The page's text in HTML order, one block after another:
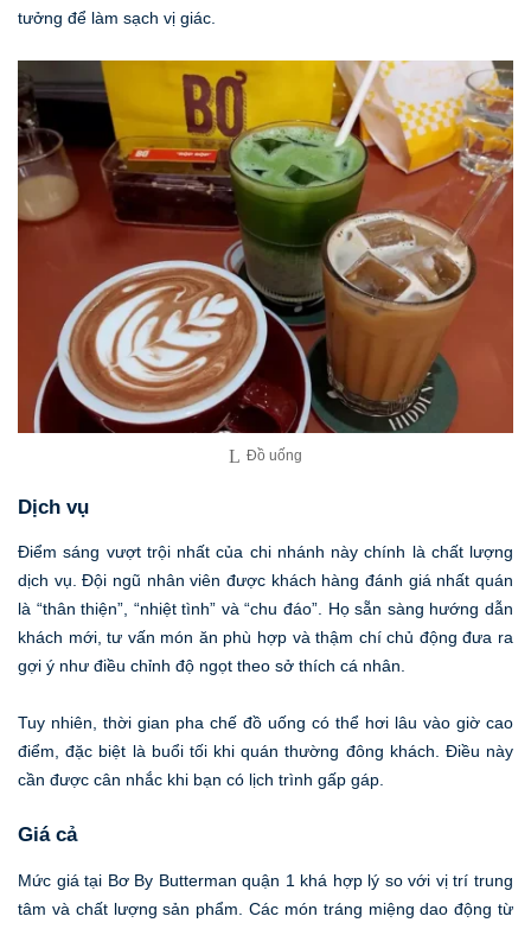
tưởng để làm sạch vị giác.
Đồ uống
Dịch vụ
Điểm sáng vượt trội nhất của chi nhánh này chính là chất lượng
dịch vụ. Đội ngũ nhân viên được khách hàng đánh giá nhất quán
là “thân thiện”, “nhiệt tình” và “chu đáo”. Họ sẵn sàng hướng dẫn
khách mới, tư vấn món ăn phù hợp và thậm chí chủ động đưa ra
gợi ý như điều chỉnh độ ngọt theo sở thích cá nhân.
Tuy nhiên, thời gian pha chế đồ uống có thể hơi lâu vào giờ cao
điểm, đặc biệt là buổi tối khi quán thường đông khách. Điều này
cần được cân nhắc khi bạn có lịch trình gấp gáp.
Giá cả
Mức giá tại Bơ By Butterman quận 1 khá hợp lý so với vị trí trung
tâm và chất lượng sản phẩm. Các món tráng miệng dao động từ